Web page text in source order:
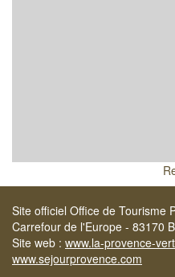
Site officiel Office de Tourisme
Carrefour de l'Europe - 83170
Site web : www.la-provence-
www.sejourprovence.com